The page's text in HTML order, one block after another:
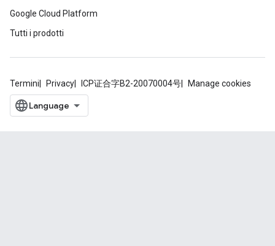
Google Cloud Platform
Tutti i prodotti
Termini Privacy ICP证合字B2-20070004号 Manage cookies